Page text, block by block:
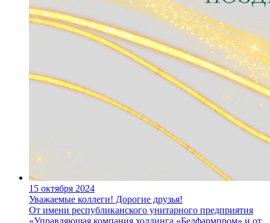
15 октября 2024
Уважаемые коллеги! Дорогие друзья!
От имени республиканского унитарного предприятия
«Управляющая компания холдинга «Белфармпром» и от